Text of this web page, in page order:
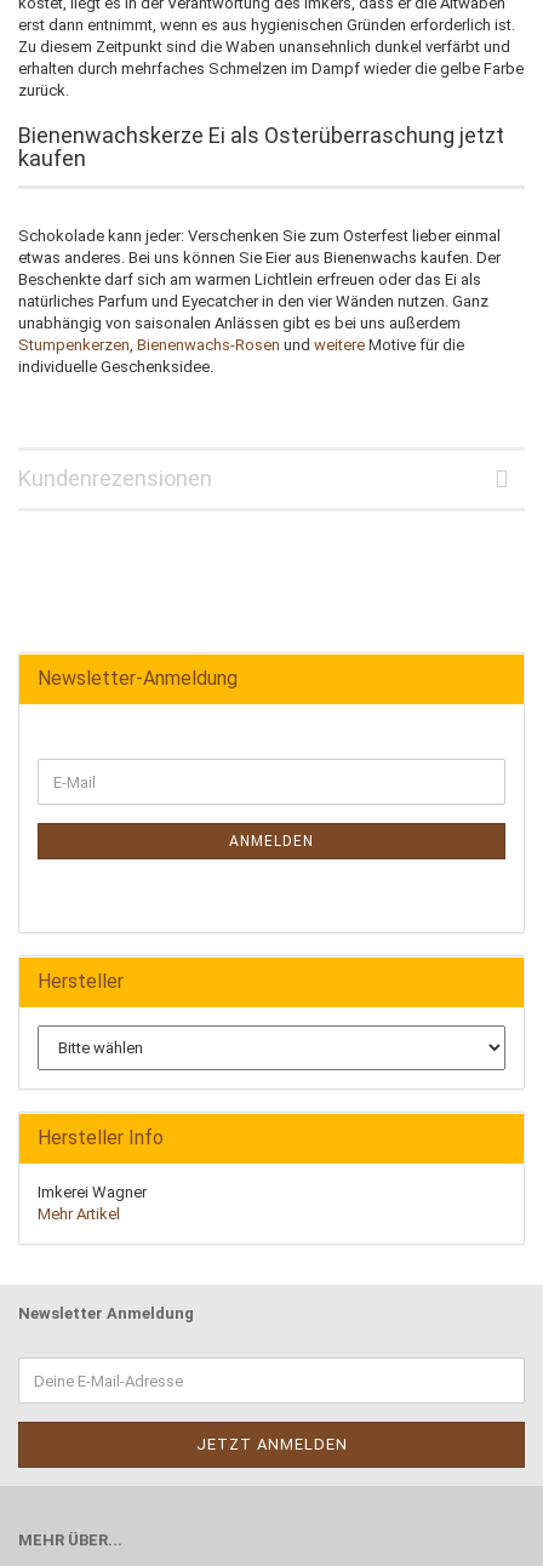
erst dann entnimmt, wenn es aus hygienischen Gründen erforderlich ist.
Zu diesem Zeitpunkt sind die Waben unansehnlich dunkel verfärbt und
erhalten durch mehrfaches Schmelzen im Dampf wieder die gelbe Farbe
zurück.
Bienenwachskerze Ei als Osterüberraschung jetzt
kaufen
Schokolade kann jeder: Verschenken Sie zum Osterfest lieber einmal
etwas anderes. Bei uns können Sie Eier aus Bienenwachs kaufen. Der
Beschenkte darf sich am warmen Lichtlein erfreuen oder das Ei als
natürliches Parfum und Eyecatcher in den vier Wänden nutzen. Ganz
unabhängig von saisonalen Anlässen gibt es bei uns außerdem
Stumpenkerzen, Bienenwachs-Rosen und weitere Motive für die
individuelle Geschenksidee.
Kundenrezensionen
Newsletter-Anmeldung
ANMELDEN
Hersteller
Hersteller Info
Imkerei Wagner
Mehr Artikel
Newsletter Anmeldung
MEHR ÜBER...